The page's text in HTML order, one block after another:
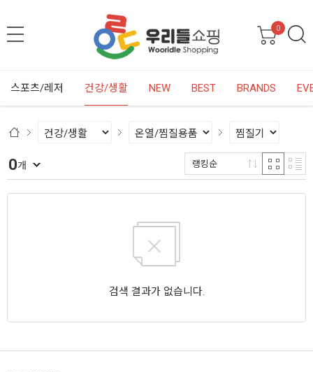
0
스포츠/레저 건강/생활 NEW BEST BRANDS
0개 랭킹순
검색 결과가 없습니다.